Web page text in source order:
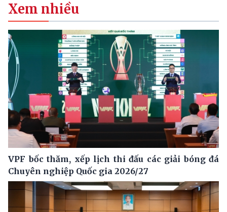
Xem nhiều
VPF bốc thăm, xếp lịch thi đấu các giải bóng đá
Chuyên nghiệp Quốc gia 2026/27